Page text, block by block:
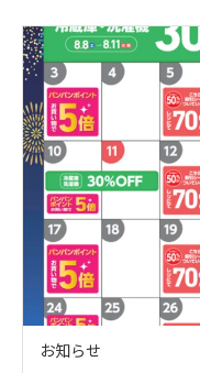
お知らせ